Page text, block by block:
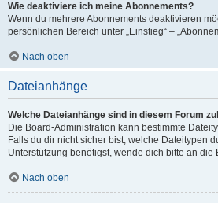
Wie deaktiviere ich meine Abonnements?
Wenn du mehrere Abonnements deaktivieren
persönlichen Bereich unter „Einstieg“ –
Nach oben
Dateianhänge
Welche Dateianhänge sind in diesem Forum
Die Board-Administration kann bestimmte
Falls du dir nicht sicher bist, welche Dateitypen
Unterstützung benötigst, wende dich bitte an die
Nach oben